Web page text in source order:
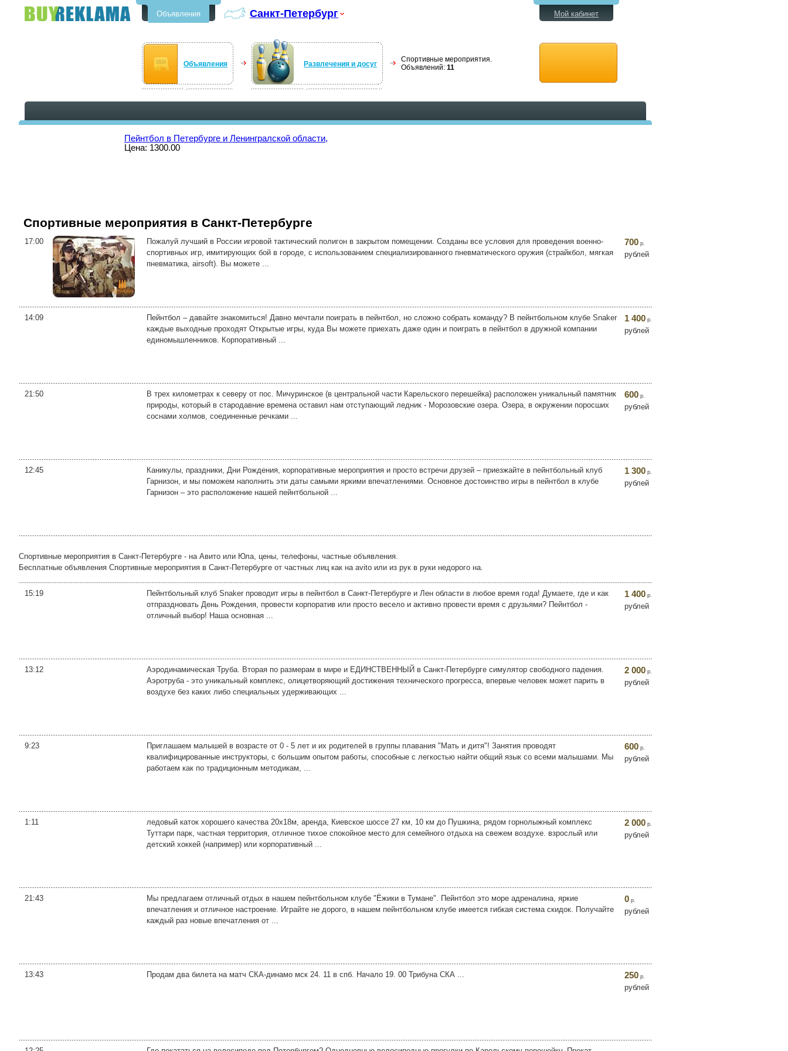
Объявления Санкт-Петербург
Объявления Развлечения и досуг
Спортивные мероприятия.
Объявлений: 11
Мой кабинет
Пейнтбол в Петербурге и Ленингралской области,
Цена: 1300.00
Спортивные мероприятия в Санкт-Петербурге
17:00
Пожалуй лучший в России игровой тактический полигон в закрытом помещении. Созданы все условия для проведения военно-
спортивных игр, имитирующих бой в городе, с использованием специализированного пневматического оружия (страйкбол, мягкая
пневматика, airsoft). Вы можете ...
700 р.
рублей
14:09
Пейнтбол – давайте знакомиться! Давно мечтали поиграть в пейнтбол, но сложно собрать команду? В пейнтбольном клубе Snaker
каждые выходные проходят Открытые игры, куда Вы можете приехать даже один и поиграть в пейнтбол в дружной компании
единомышленников. Корпоративный ...
1 400 р.
рублей
21:50
В трех километрах к северу от пос. Мичуринское (в центральной части Карельского перешейка) расположен уникальный памятник
природы, который в стародавние времена оставил нам отступающий ледник - Морозовские озера. Озера, в окружении поросших
соснами холмов, соединенные речками ...
600 р.
рублей
12:45
Каникулы, праздники, Дни Рождения, корпоративные мероприятия и просто встречи друзей – приезжайте в пейнтбольный клуб
Гарнизон, и мы поможем наполнить эти даты самыми яркими впечатлениями. Основное достоинство игры в пейнтбол в клубе
Гарнизон – это расположение нашей пейнтбольной ...
1 300 р.
рублей
Спортивные мероприятия в Санкт-Петербурге - на Авито или Юла, цены, телефоны, частные объявления.
Бесплатные объявления Спортивные мероприятия в Санкт-Петербурге от частных лиц как на avito или из рук в руки недорого на.
15:19
Пейнтбольный клуб Snaker проводит игры в пейнтбол в Санкт-Петербурге и Лен области в любое время года! Думаете, где и как
отпраздновать День Рождения, провести корпоратив или просто весело и активно провести время с друзьями? Пейнтбол -
отличный выбор! Наша основная ...
1 400 р.
рублей
13:12
Аэродинамическая Труба. Вторая по размерам в мире и ЕДИНСТВЕННЫЙ в Санкт-Петербурге симулятор свободного падения.
Аэротруба - это уникальный комплекс, олицетворяющий достижения технического прогресса, впервые человек может парить в
воздухе без каких либо специальных удерживающих ...
2 000 р.
рублей
9:23
Приглашаем малышей в возрасте от 0 - 5 лет и их родителей в группы плавания "Мать и дитя"! Занятия проводят
квалифицированные инструкторы, с большим опытом работы, способные с легкостью найти общий язык со всеми малышами. Мы
работаем как по традиционным методикам, ...
600 р.
рублей
1:11
ледовый каток хорошего качества 20х18м, аренда, Киевское шоссе 27 км, 10 км до Пушкина, рядом горнолыжный комплекс
Туттари парк, частная территория, отличное тихое спокойное место для семейного отдыха на свежем воздухе. взрослый или
детский хоккей (например) или корпоративный ...
2 000 р.
рублей
21:43
Мы предлагаем отличный отдых в нашем пейнтбольном клубе "Ёжики в Тумане". Пейнтбол это море адреналина, яркие
впечатления и отличное настроение. Играйте не дорого, в нашем пейнтбольном клубе имеется гибкая система скидок. Получайте
каждый раз новые впечатления от ...
0 р.
рублей
13:43 Продам два билета на матч СКА-динамо мск 24. 11 в спб. Начало 19. 00 Трибуна СКА ... 250 р.
рублей